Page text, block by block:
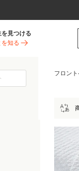
|ファッ
見つける
知る
フロン